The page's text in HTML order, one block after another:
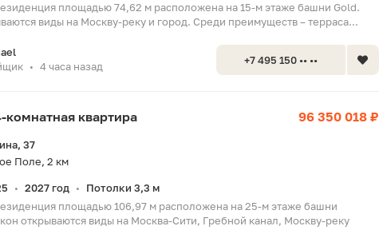
площадью 74,62 м расположена на 15-м этаже башни Gold.
виды на Москву-реку и город. Среди преимуществ – терраса...
• 4 часа назад +7 495 150 •• ••
комнатная квартира 96 350 018 ₽
37
Поле, 2 км
• 2027 год •
Потолки 3,3 м
площадью 106,97 м расположена на 25-м этаже башни
открываются виды на Москва-Сити, Гребной канал, Москву-реку